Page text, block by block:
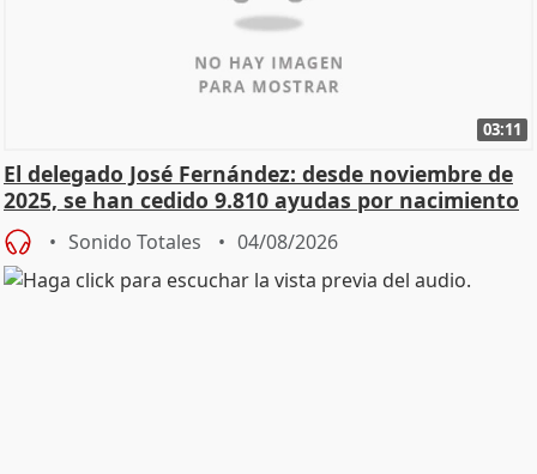
03:11
El delegado José Fernández: desde noviembre de
2025, se han cedido 9.810 ayudas por nacimiento
Sonido Totales 04/08/2026